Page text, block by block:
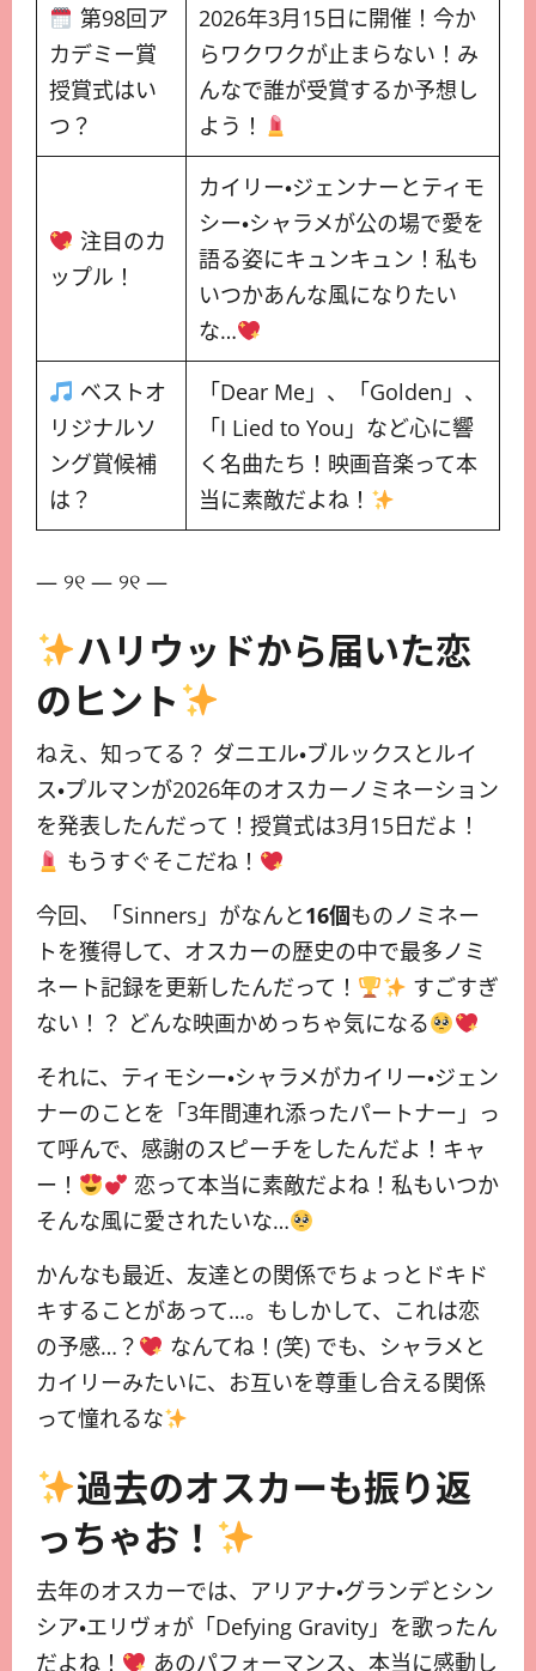
第98回ア
カデミー賞
授賞式はい
つ？
2026年3月15日に開催！今か
らワクワクが止まらない！み
んなで誰が受賞するか予想し
よう！
注目のカ
ップル！
カイリー・ジェンナーとティモ
シー・シャラメが公の場で愛を
語る姿にキュンキュン！私も
いつかあんな風になりたい
な…
ベストオ
リジナルソ
ング賞候補
は？
「Dear Me」、「Golden」、
「I Lied to You」など心に響
く名曲たち！映画音楽って本
当に素敵だよね！
— ୨୧ — ୨୧ —
ハリウッドから届いた恋
のヒント
ねえ、知ってる？ ダニエル・ブルックスとルイ
ス・プルマンが2026年のオスカーノミネーション
を発表したんだって！授賞式は3月15日だよ！
もうすぐそこだね！
今回、「Sinners」がなんと16個ものノミネー
トを獲得して、オスカーの歴史の中で最多ノミ
ネート記録を更新したんだって！
すごすぎ
ない！？ どんな映画かめっちゃ気になる
それに、ティモシー・シャラメがカイリー・ジェン
ナーのことを「3年間連れ添ったパートナー」っ
て呼んで、感謝のスピーチをしたんだよ！キャ
ー！
恋って本当に素敵だよね！私もいつか
そんな風に愛されたいな…
かんなも最近、友達との関係でちょっとドキド
キすることがあって…。もしかして、これは恋
の予感…？
なんてね！(笑) でも、シャラメと
カイリーみたいに、お互いを尊重し合える関係
って憧れるな
過去のオスカーも振り返
っちゃお！
去年のオスカーでは、アリアナ・グランデとシン
シア・エリヴォが「Defying Gravity」を歌ったん
だよね！
あのパフォーマンス、本当に感動し